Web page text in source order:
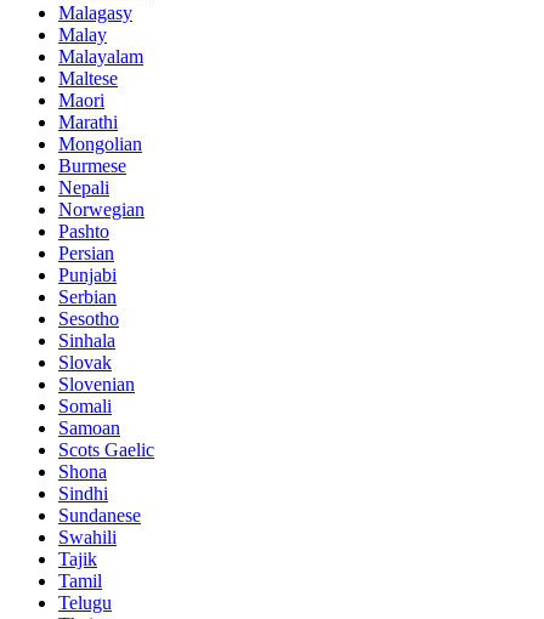
Malagasy
Malay
Malayalam
Maltese
Maori
Marathi
Mongolian
Burmese
Nepali
Norwegian
Pashto
Persian
Punjabi
Serbian
Sesotho
Sinhala
Slovak
Slovenian
Somali
Samoan
Scots Gaelic
Shona
Sindhi
Sundanese
Swahili
Tajik
Tamil
Telugu